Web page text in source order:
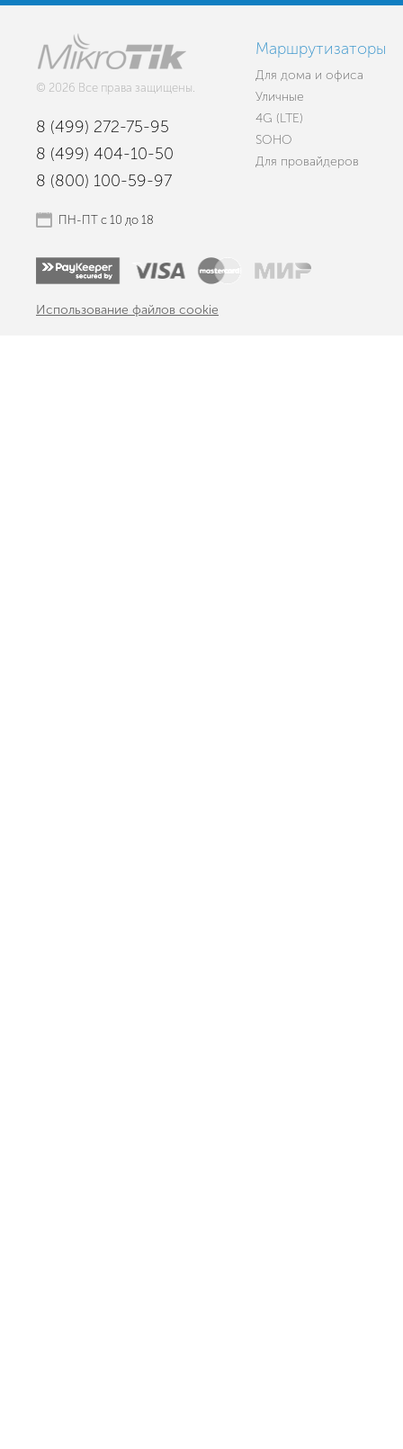
© 2026 Все права защищены.
8 (499) 272-75-95
8 (499) 404-10-50
8 (800) 100-59-97
ПН-ПТ с 10 до 18
Маршрутизаторы
Для дома и офиса
Уличные
4G (LTE)
SOHO
Для провайдеров
Использование файлов cookie